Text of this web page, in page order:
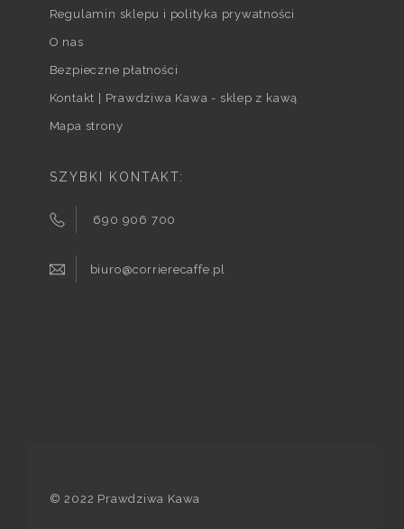
Regulamin sklepu i polityka prywatności
O nas
Bezpieczne płatności
Kontakt | Prawdziwa Kawa - sklep z kawą
Mapa strony
SZYBKI KONTAKT:
690 906 700
biuro@corrierecaffe.pl
© 2022 Prawdziwa Kawa